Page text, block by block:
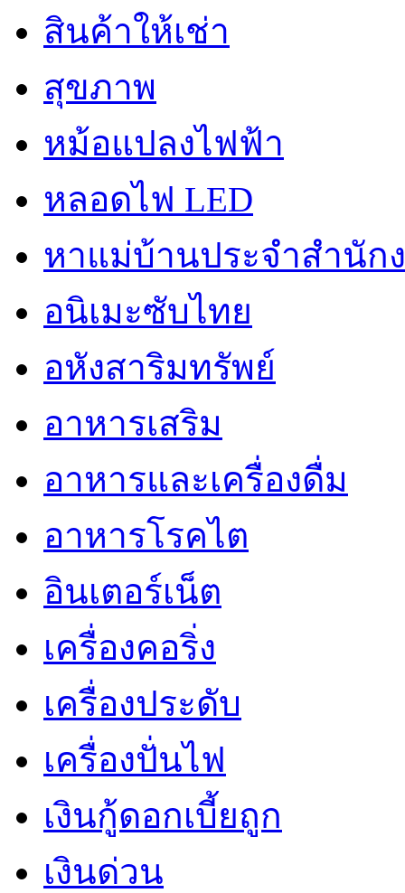
สินค้าให้เช่า
สุขภาพ
หม้อแปลงไฟฟ้า
หลอดไฟ LED
หาแม่บ้านประจำสำนัก
อนิเมะซับไทย
อหังสาริมทรัพย์
อาหารเสริม
อาหารและเครื่องดื่ม
อาหารโรคไต
อินเตอร์เน็ต
เครื่องคอริ่ง
เครื่องประดับ
เครื่องปั่นไฟ
เงินกู้ดอกเบี้ยถูก
เงินด่วน